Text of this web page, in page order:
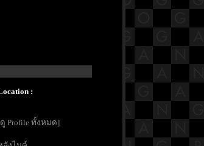
:
Profile ทั้งหมด]